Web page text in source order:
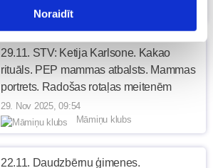
NoraidītMāmiņu klubs
29.11. STV: Ketija Karlsone. Kakao
rituāls. PEP mammas atbalsts. Mammas
portrets. Radošas rotaļas meitenēm
29. Nov 2025, 09:54
Māmiņu klubs
22.11. Daudzbērnu ģimenes.